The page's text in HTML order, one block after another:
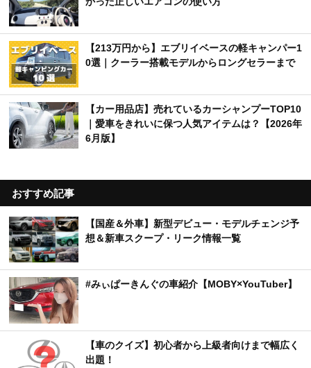
【213万円から】エブリイベースの軽キャンパー1
0選｜クーラー搭載モデルからロングセラーまで
【カー用品店】売れているカーシャンプーTOP10
｜愛車をきれいに保つ人気アイテムは？【2026年
6月版】
おすすめ記事
【国産＆外車】新型デビュー・モデルチェンジ予
想＆新車スクープ・リーク情報一覧
#みぃぱーきんぐの車紹介【MOBY×YouTuber】
【車のクイズ】初心者から上級者向けまで幅広く
出題！